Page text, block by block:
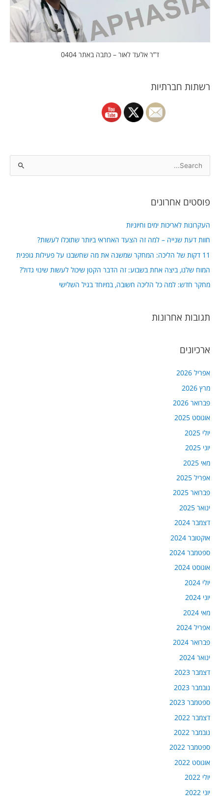
ד”ר אלעד לאור – כתבה באתר 0404
רשתות חברתיות
r
o
r
:
פוסטים אחרונים
העקרונות לאריכות ימים וחיוניות
חוות דעת שנייה – למה זה הצעד האחראי ביותר שתוכלו לעשות?
11 דקות של הליכה: המחקר שמשנה את מה שחשבנו על פעילות גופנית
המוח שלנו, ביצה אחת בשבוע: זה הדבר הקטן שיכול לעשות שינוי גדול?
מחקר חדש: למה כל הליכה חשובה, במיוחד בגיל השלישי
תגובות אחרונות
ארכיונים
אפריל 2026
מרץ 2026
פברואר 2026
אוגוסט 2025
יולי 2025
יוני 2025
מאי 2025
אפריל 2025
פברואר 2025
ינואר 2025
דצמבר 2024
אוקטובר 2024
ספטמבר 2024
אוגוסט 2024
יולי 2024
יוני 2024
מאי 2024
אפריל 2024
פברואר 2024
ינואר 2024
דצמבר 2023
נובמבר 2023
ספטמבר 2023
דצמבר 2022
נובמבר 2022
ספטמבר 2022
אוגוסט 2022
יולי 2022
יוני 2022